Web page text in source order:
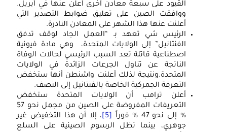
القيود على سبعة معادن أخرى أُعلن عنها في أبريل.
ووافقت الصين على تعليق ضوابط التصدير التي
أعلنت عنها هذا الشهر على المعادن النادرة.
الرئيس شي تعهد بـ “العمل الجاد لوقف تدفق
الفنتانيل” إلى الولايات المتحدة، وهي مادة فيونية
اصطناعية قاتلة تعد السبب الرئيسي لحالات الوفاة
الناتجة عن تناول الجرعات الزائدة في الولايات
المتحدة.ونتيجة لذلك أعلنت واشنطن أنها ستخفض
التعرفة الجمركية الخاصة بالفنتانيل إلى النصف.
أعلن ترامب أن الولايات المتحدة ستخفض
التعريفات المفروضة على الصين من مجمل نحو 57
% إلى نحو 47 % فوراً
[5]
، إلا أن هذا التخفيض غير
جوهري، بينما تظل الرسوم الصينية على السلع